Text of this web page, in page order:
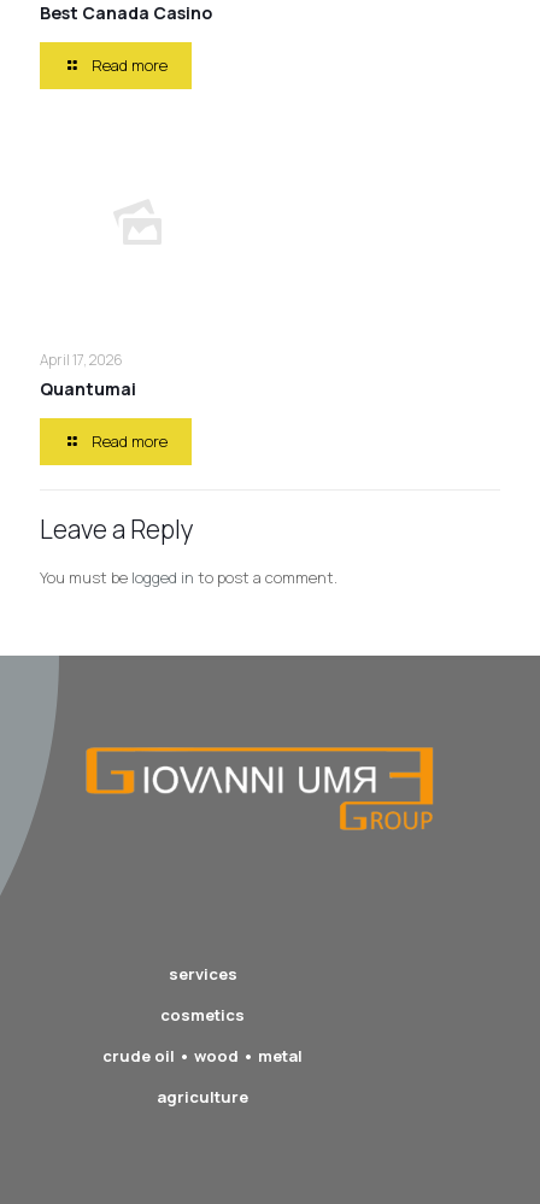
Best Canada Casino
Read more
April 17, 2026
Quantumai
Read more
Leave a Reply
You must be logged in to post a comment.
services
cosmetics
crude oil • wood • metal
agriculture